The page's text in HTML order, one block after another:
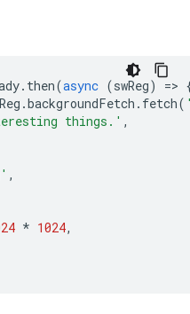
. then(async (swReg) =>
.backgroundFetch . fetch(
things.' ,
,
* 1024,